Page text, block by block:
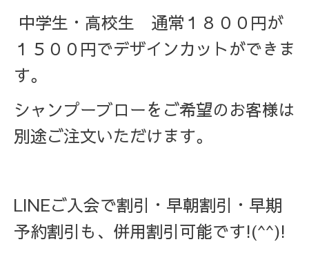
中学生・高校生 通常１８００円が
１５００円でデザインカットができま
す。
シャンプーブローをご希望のお客様は
別途ご注文いただけます。
LINEご入会で割引・早朝割引・早期
予約割引も、併用割引可能です!(^^)!